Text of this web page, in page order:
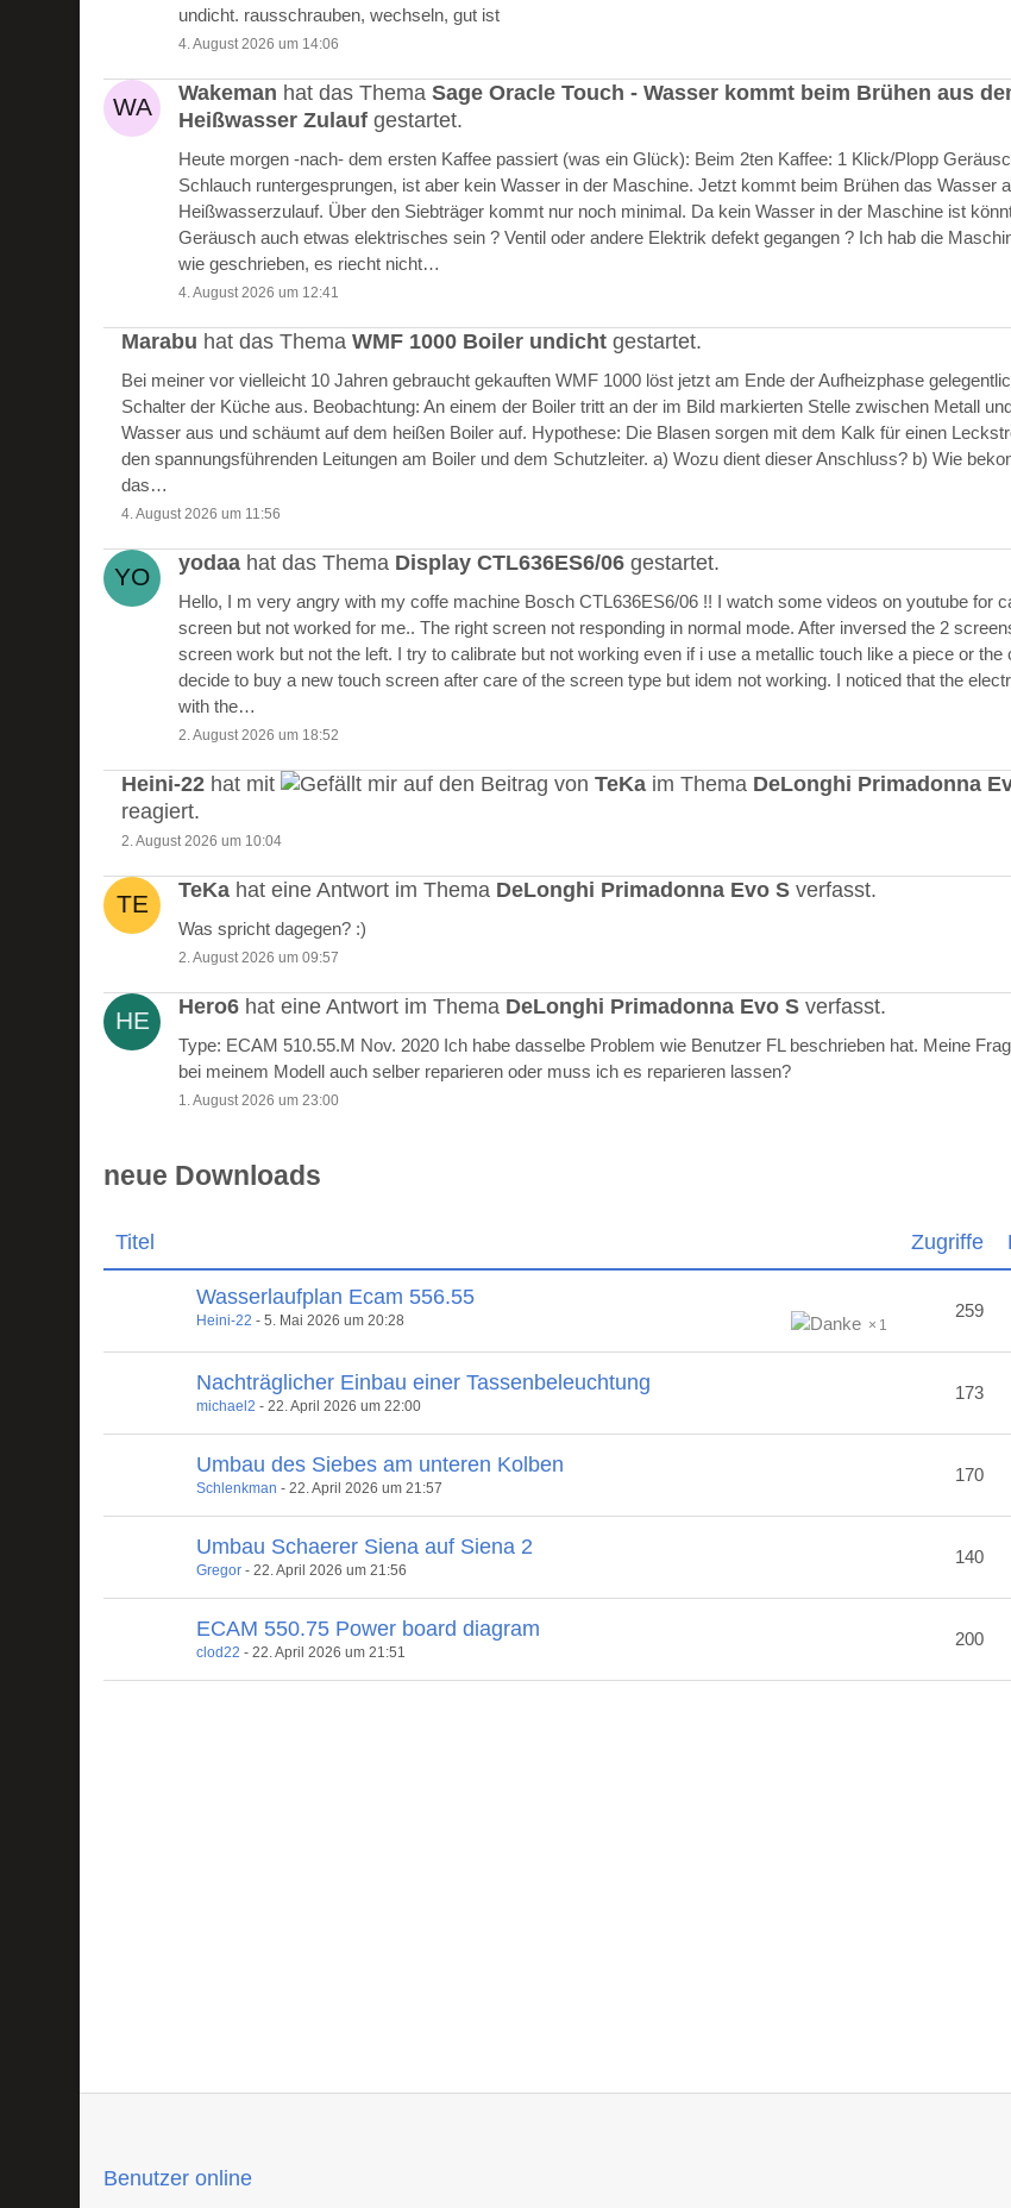
undicht. rausschrauben, wechseln, gut ist
4. August 2026 um 14:06
Wakeman hat das ThemaSage Oracle Touch - Wasser kommt beim Brühen aus
Heißwasser Zulauf gestartet.
Heute morgen -nach- dem ersten Kaffee passiert (was ein Glück): Beim 2ten Kaffee: 1 Klick/Plopp
Schlauch runtergesprungen, ist aber kein Wasser in der Maschine. Jetzt kommt beim Brühen das Wasser
Heißwasserzulauf. Über den Siebträger kommt nur noch minimal. Da kein Wasser in der Maschine ist
Geräusch auch etwas elektrisches sein ? Ventil oder andere Elektrik defekt gegangen ? Ich hab die
wie geschrieben, es riecht nicht…
4. August 2026 um 12:41
Marabu hat das ThemaWMF 1000 Boiler undicht gestartet.
Bei meiner vor vielleicht 10 Jahren gebraucht gekauften WMF 1000 löst jetzt am Ende der Aufheizphase
Schalter der Küche aus. Beobachtung: An einem der Boiler tritt an der im Bild markierten Stelle zwischen Metall
Wasser aus und schäumt auf dem heißen Boiler auf. Hypothese: Die Blasen sorgen mit dem Kalk für einen
den spannungsführenden Leitungen am Boiler und dem Schutzleiter. a) Wozu dient dieser Anschluss? b) Wie
das…
4. August 2026 um 11:56
yodaa hat das Thema Display CTL636ES6/06 gestartet.
Hello, I m very angry with my coffe machine Bosch CTL636ES6/06 !! I watch some videos on youtube for
screen but not worked for me.. The right screen not responding in normal mode. After inversed the 2
screen work but not the left. I try to calibrate but not working even if i use a metallic touch like a piece or the
decide to buy a new touch screen after care of the screen type but idem not working. I noticed that the
with the…
2. August 2026 um 18:52
Heini-22 hat mit auf den Beitrag vonTeKa im Thema DeLonghi Primadonna
reagiert.
2. August 2026 um 10:04
TeKa hat eine Antwort im Thema DeLonghi Primadonna Evo S verfasst.
Was spricht dagegen? :)
2. August 2026 um 09:57
Hero6 hat eine Antwort im Thema DeLonghi Primadonna Evo S verfasst.
Type: ECAM 510.55.M Nov. 2020 Ich habe dasselbe Problem wie Benutzer FL beschrieben hat. Meine
bei meinem Modell auch selber reparieren oder muss ich es reparieren lassen?
1. August 2026 um 23:00
neue Downloads
Titel Zugriffe
Wasserlaufplan Ecam 556.55
1
Heini-22 -5. Mai 2026 um 20:28 259
Nachträglicher Einbau einer Tassenbeleuchtung
michael2 -22. April 2026 um 22:00
173
Umbau des Siebes am unteren Kolben
Schlenkman -22. April 2026 um 21:57
170
Umbau Schaerer Siena auf Siena 2
Gregor -22. April 2026 um 21:56
140
ECAM 550.75 Power board diagram
clod22 -22. April 2026 um 21:51
200
Benutzer online